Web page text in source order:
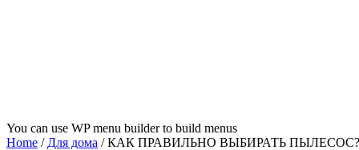
You can use WP menu builder to build menus
Home / Для дома /КАК ПРАВИЛЬНО ВЫБИРАТЬ ПЫЛЕСОС?